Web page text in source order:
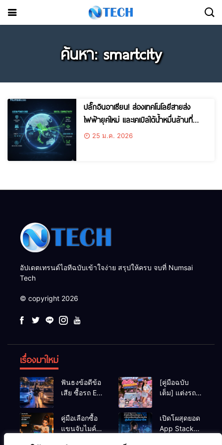
ค้นหา: smartcity
ปลั๊กอินอาเซียน! ส่องเทคโนโลยีสายส่ง
ไฟฟ้ายุคใหม่ และเคเบิลใต้น้ำหมื่นล้านที่
เชื่อมเราเข้ากับโลก
25 ม.ค. 2026
อัปเดตเทรนด์ไอทีฉบับเข้าใจง่าย สรุปให้ครบ จบที่ Numsai
Tech
© copyright 2026
เรื่องมาใหม่
ฟันธงข้อดีข้อ
เสีย ซื้อรถ EV
Eco Car ช่วง
เรียนมหา’ลัย
แบบไหนเวิร์
[คู่มือฉบับ
เต็ม] แต่งรถ
Y2K! งบหลัก
พัน (ไม่เกิน
หมื่น) ให้น่า
คู่มือเลือกซื้อ
แขนจับไมค์
เปิดโผสุดยอด
App Stack